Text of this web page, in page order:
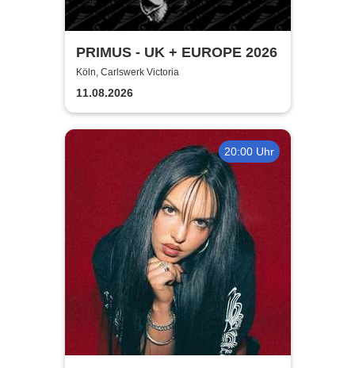
PRIMUS - UK + EUROPE 2026
Köln, Carlswerk Victoria
11.08.2026
20:00 Uhr